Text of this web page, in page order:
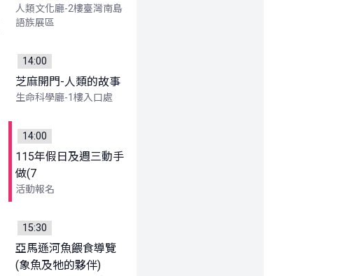
人類文化廳-2樓臺灣南島
語族展區
14:00
芝麻開門-人類的故事
生命科學廳-1樓入口處
14:00
115年假日及週三動手
做(7
活動報名
15:30
亞馬遜河魚餵食導覽
(象魚及牠的夥伴)